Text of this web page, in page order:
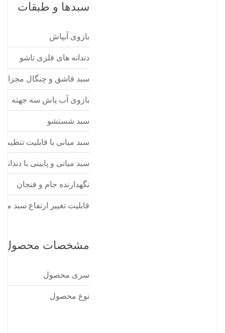
سبدها و طبقات
بازوی آبپاش
دندانه های فلزی تاشو
سبد قاشق و چنگال مجزا
بازوی آب پاش سه جهته
سبد شستشو
سبد میانی با قابلیت تنظیم
سبد میانی و پایینی با
نگهدارنده جام و فنجان
قابلیت تغییر ارتفاع سبد
مشخصات محصول
سری محصول
نوع محصول